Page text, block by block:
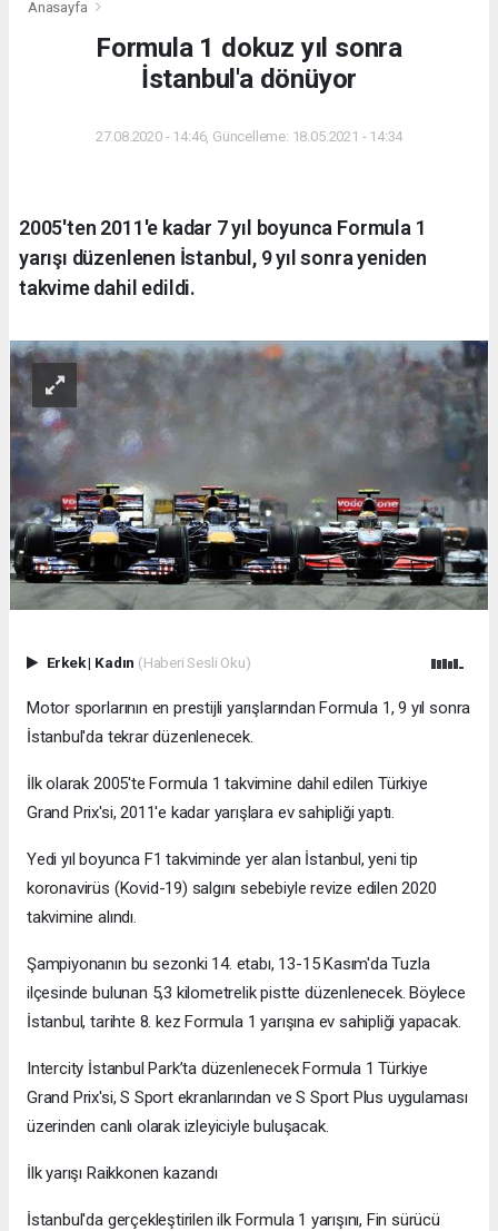
Anasayfa
Formula 1 dokuz yıl sonra
İstanbul'a dönüyor
27.08.2020 - 14:46, Güncelleme: 18.05.2021 - 14:34
2005'ten 2011'e kadar 7 yıl boyunca Formula 1
yarışı düzenlenen İstanbul, 9 yıl sonra yeniden
takvime dahil edildi.
Erkek| Kadın (Haberi Sesli Oku)
Motor sporlarının en prestijli yarışlarından Formula 1, 9 yıl sonra
İstanbul'da tekrar düzenlenecek.
İlk olarak 2005'te Formula 1 takvimine dahil edilen Türkiye
Grand Prix'si, 2011'e kadar yarışlara ev sahipliği yaptı.
Yedi yıl boyunca F1 takviminde yer alan İstanbul, yeni tip
koronavirüs (Kovid-19) salgını sebebiyle revize edilen 2020
takvimine alındı.
Şampiyonanın bu sezonki 14. etabı, 13-15 Kasım'da Tuzla
ilçesinde bulunan 5,3 kilometrelik pistte düzenlenecek. Böylece
İstanbul, tarihte 8. kez Formula 1 yarışına ev sahipliği yapacak.
Intercity İstanbul Park’ta düzenlenecek Formula 1 Türkiye
Grand Prix'si, S Sport ekranlarından ve S Sport Plus uygulaması
üzerinden canlı olarak izleyiciyle buluşacak.
İlk yarışı Raikkonen kazandı
İstanbul'da gerçekleştirilen ilk Formula 1 yarışını, Fin sürücü